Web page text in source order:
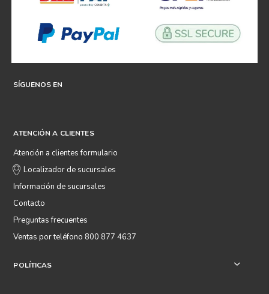
SÍGUENOS EN
ATENCIÓN A CLIENTES
Atención a clientes formulario
Localizador de sucursales
Información de sucursales
Contacto
Preguntas frecuentes
Ventas por teléfono 800 877 4637
POLÍTICAS +